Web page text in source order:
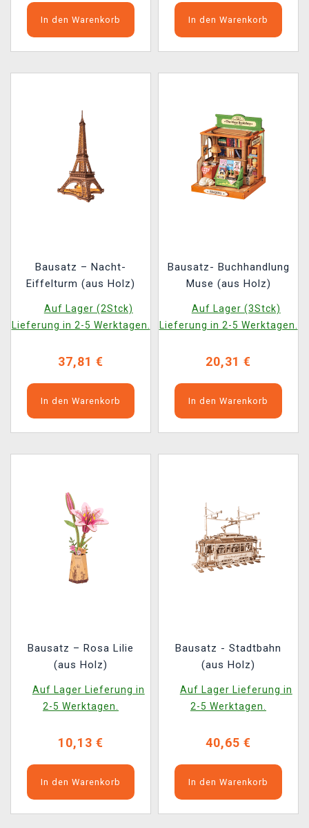
In den Warenkorb In den Warenkorb
Bausatz – Nacht-
Eiffelturm (aus Holz)
Auf Lager (2Stck)
Lieferung in 2-5 Werktagen.
37,81 €
In den Warenkorb
Bausatz- Buchhandlung
Muse (aus Holz)
Auf Lager (3Stck)
Lieferung in 2-5 Werktagen.
20,31 €
In den Warenkorb
Bausatz – Rosa Lilie
(aus Holz)
Auf Lager Lieferung in
2-5 Werktagen.
10,13 €
In den Warenkorb
Bausatz - Stadtbahn
(aus Holz)
Auf Lager Lieferung in
2-5 Werktagen.
40,65 €
In den Warenkorb